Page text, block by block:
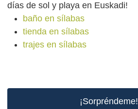
días de sol y playa en Euskadi!
baño en sílabas
tienda en sílabas
trajes en sílabas
¡Sorpréndeme!